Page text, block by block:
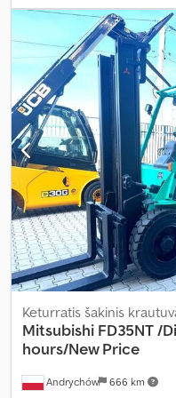
Andrychów 666 km
Keturratis šakinis
Mitsubishi FD35NT /
hours/New Price